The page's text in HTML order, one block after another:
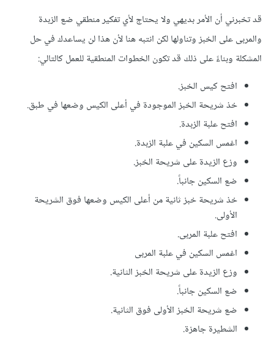
قد تخبرني أن الأمر بديهي ولا يحتاج لأي تفكير منطقي ضع الزبدة
والمربى على الخبز وتناولها لكن انتبه هنا لأن هذا لن يساعدك في حل
المشكلة وبناءً على ذلك قد تكون الخطوات المنطقية للعمل كالتالي:
افتح كيس الخبز.
خذ شريحة الخبز الموجودة في أعلى الكيس وضعها في طبق.
افتح علبة الزبدة.
اغمس السكين في علبة الزبدة.
وزع الزيدة على شريحة الخبز.
ضع السكين جانباً.
خذ شريحة خبز ثانية من أعلى الكيس وضعها فوق الشريحة
الأولى.
افتح علبة المربى.
اغمس السكين في علبة المربى
وزع الزيدة على شريحة الخبز الثانية.
ضع السكين جانباً.
ضع شريحة الخبز الأولى فوق الثانية.
الشطيرة جاهزة.